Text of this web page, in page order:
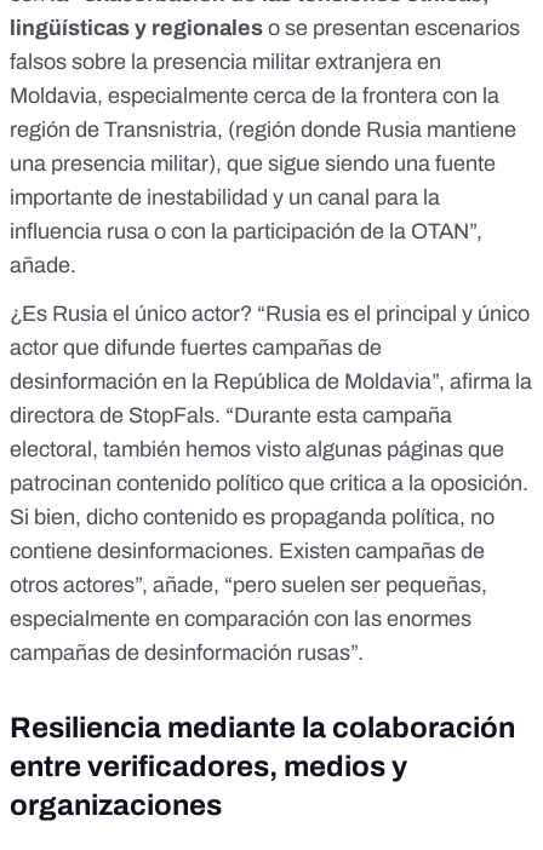
lingüísticas y regionales o se presentan escenarios
falsos sobre la presencia militar extranjera en
Moldavia, especialmente cerca de la frontera con la
región de Transnistria, (región donde Rusia mantiene
una presencia militar), que sigue siendo una fuente
importante de inestabilidad y un canal para la
influencia rusa o con la participación de la OTAN”,
añade.
¿Es Rusia el único actor? “Rusia es el principal y único
actor que difunde fuertes campañas de
desinformación en la República de Moldavia”, afirma la
directora de StopFals. “Durante esta campaña
electoral, también hemos visto algunas páginas que
patrocinan contenido político que critica a la oposición.
Si bien, dicho contenido es propaganda política, no
contiene desinformaciones. Existen campañas de
otros actores”, añade, “pero suelen ser pequeñas,
especialmente en comparación con las enormes
campañas de desinformación rusas”.
Resiliencia mediante la colaboración
entre verificadores, medios y
organizaciones